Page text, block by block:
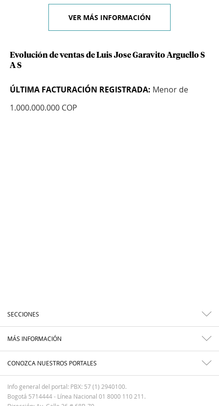
VER MÁS INFORMACIÓN
Evolución de ventas de Luis Jose Garavito Arguello S
A S
ÚLTIMA FACTURACIÓN REGISTRADA: Menor de
1.000.000.000 COP
SECCIONES
MÁS INFORMACIÓN
CONOZCA NUESTROS PORTALES
Info general del portal: PBX: 57 (1) 2940100.
Bogotá 5714444 - Línea Nacional 01 8000 110 211.